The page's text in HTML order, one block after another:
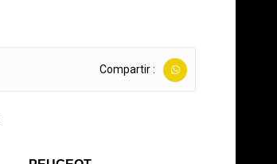
Compartir :